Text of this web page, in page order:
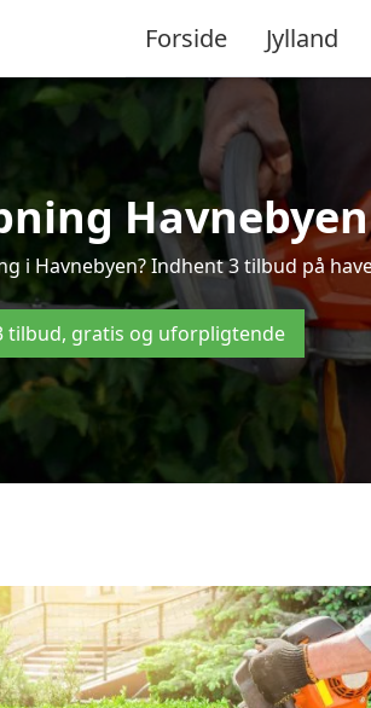
Forside Jylland
Havnebyen
Havnebyen? Indhent 3 tilbud på
tilbud, gratis og uforpligtende